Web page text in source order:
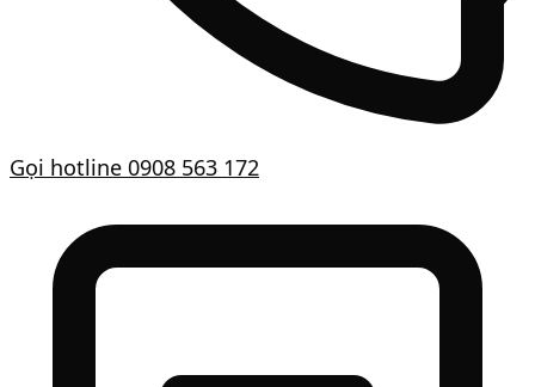
Gọi hotline 0908 563 172